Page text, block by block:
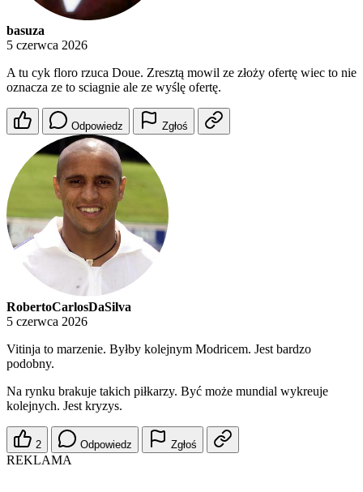
basuza
5 czerwca 2026
A tu cyk floro rzuca Doue. Zresztą mowil ze złoży ofertę wiec to nie
oznacza ze to sciagnie ale ze wyślę ofertę.
Odpowiedz Zgłoś
RobertoCarlosDaSilva
5 czerwca 2026
Vitinja to marzenie. Byłby kolejnym Modricem. Jest bardzo
podobny.
Na rynku brakuje takich piłkarzy. Być może mundial wykreuje
kolejnych. Jest kryzys.
2 Odpowiedz Zgłoś
REKLAMA